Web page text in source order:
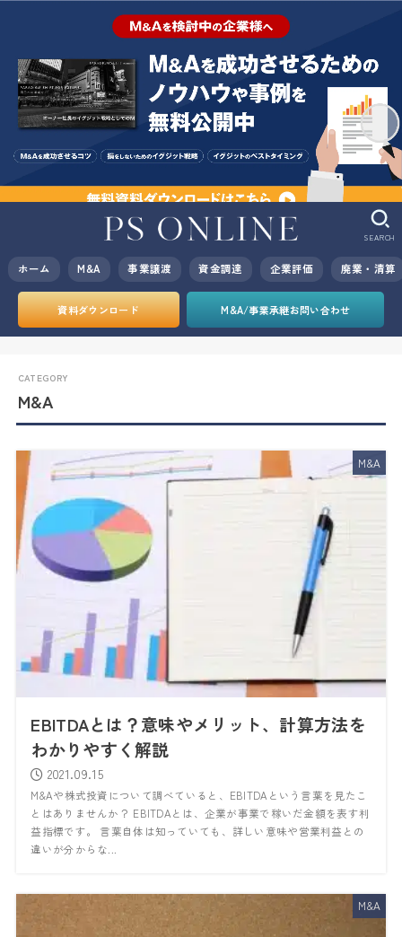
ホーム M&A 事業譲渡 資金調達 企業評価 廃業・清算
SEARCH
資料ダウンロード M&A/事業承継お問い合わせ
M&A
M&A
EBITDAとは？意味やメリット、計算方法を
わかりやすく解説
2021.09.15
M&Aや株式投資について調べていると、EBITDAという言葉を見たこ
とはありませんか？ EBITDAとは、企業が事業で稼いだ金額を表す利
益指標です。 言葉自体は知っていても、詳しい意味や営業利益との
違いが分からな...
M&A